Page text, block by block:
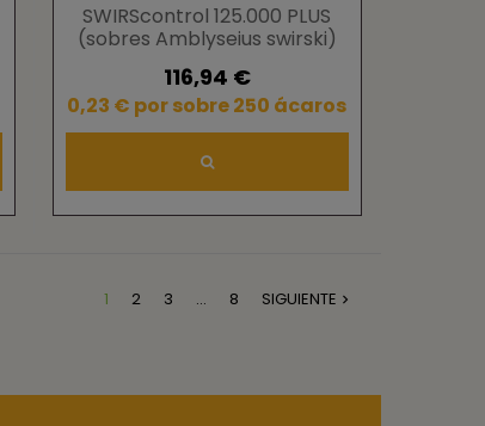
SWIRScontrol 125.000 PLUS
(sobres Amblyseius swirski)
116,94 €
0,23 € por sobre 250 ácaros
1 2 3 … 8 SIGUIENTE 